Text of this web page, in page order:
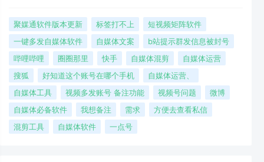
聚媒通软件版本更新 标签打不上
短视频矩阵软件
一键多发自媒体软件
自媒体文案
b站提示群发信息被封号
哔哩哔哩
圈圈那里 快手 自媒体混剪
自媒体运营
搜狐
好知道这个账号在哪个手机
自媒体运营、
自媒体工具
视频多发账号 备注功能 视频号问题
微博
自媒体必备软件
我想备注 需求
方便去查看私信
混剪工具
自媒体软件 一点号